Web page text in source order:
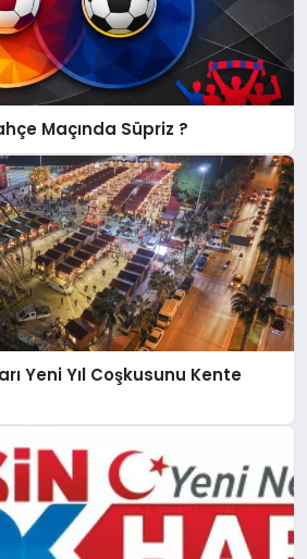
Maçında Süpriz ?
Yeni Yıl Coşkusunu Kente